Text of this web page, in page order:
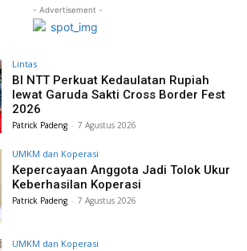
- Advertisement -
Lintas
BI NTT Perkuat Kedaulatan Rupiah
lewat Garuda Sakti Cross Border Fest
2026
Patrick Padeng - 7 Agustus 2026
UMKM dan Koperasi
Kepercayaan Anggota Jadi Tolok Ukur
Keberhasilan Koperasi
Patrick Padeng - 7 Agustus 2026
UMKM dan Koperasi